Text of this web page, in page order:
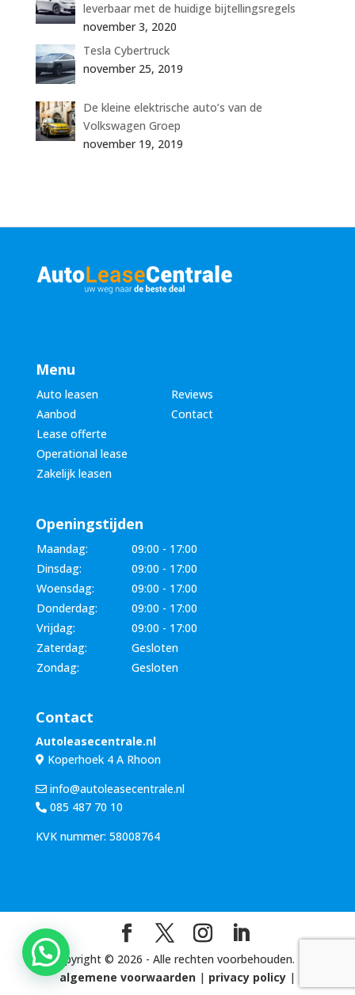
leverbaar met de huidige bijtellingsregels
november 3, 2020
Tesla Cybertruck
november 25, 2019
De kleine elektrische auto’s van de
Volkswagen Groep
november 19, 2019
Menu
Auto leasen
Reviews
Aanbod
Contact
Lease offerte
Operational lease
Zakelijk leasen
Openingstijden
Maandag:
09:00 - 17:00
Dinsdag:
09:00 - 17:00
Woensdag:
09:00 - 17:00
Donderdag:
09:00 - 17:00
Vrijdag:
09:00 - 17:00
Zaterdag:
Gesloten
Zondag:
Gesloten
Contact
Autoleasecentrale.nl
Koperhoek 4 A Rhoon
info@autoleasecentrale.nl
085 487 70 10
KVK nummer: 58008764
Copyright © 2026 - Alle rechten voorbehouden. |
algemene voorwaarden| privacy policy|